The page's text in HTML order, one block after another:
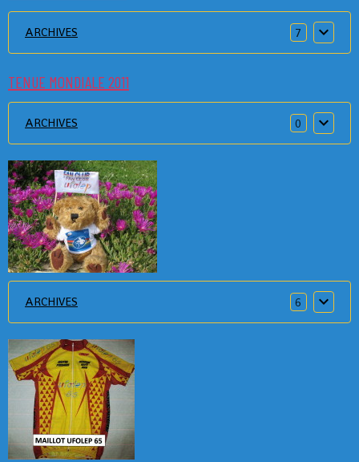
ARCHIVES 7
TENUE MONDIALE 2011
ARCHIVES 0
ARCHIVES 6